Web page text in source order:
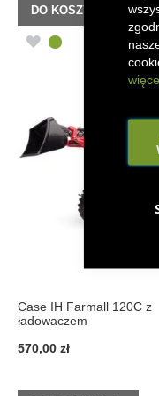
DO KOSZYKA
DODAJ
ŻYCZEŃ
Case IH Farmall 120C z
ładowaczem
570,00 zł